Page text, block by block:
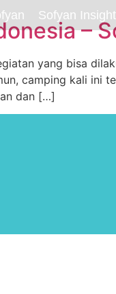
Sofyan Insight
–
yang bisa
camping kali ini
dan […]